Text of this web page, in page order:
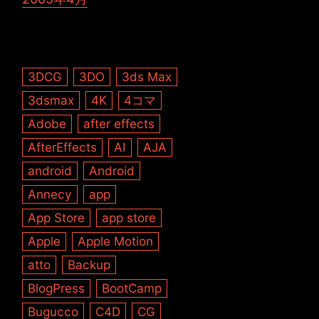
3DCG 3DO
3ds Max
3dsmax
4K
4コマ
Adobe
after effects
AfterEffects
AI
AJA
android
Android
Annecy
app
App Store
app store
Apple
Apple Motion
atto
Backup
BlogPress
BootCamp
Bugucco
C4D CG